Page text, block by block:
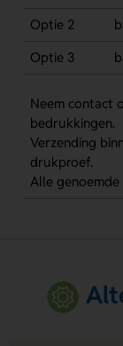
Optie 2
Optie 3
Neem contact
bedrukkingen.
Verzending
drukproef.
Alle genoemde